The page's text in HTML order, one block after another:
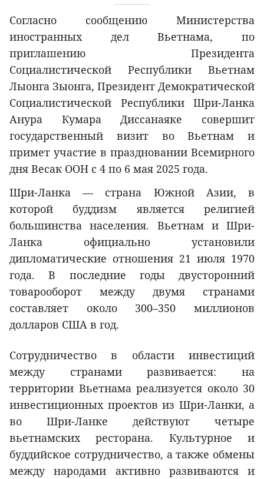
Согласно сообщению Министерства
иностранных дел Вьетнама, по
приглашению Президента
Социалистической Республики Вьетнам
Лыонга Зыонга, Президент Демократической
Социалистической Республики Шри-Ланка
Анура Кумара Диссанаяке совершит
государственный визит во Вьетнам и
примет участие в праздновании Всемирного
дня Весак ООН с 4 по 6 мая 2025 года.
Шри-Ланка — страна Южной Азии, в
которой буддизм является религией
большинства населения. Вьетнам и Шри-
Ланка официально установили
дипломатические отношения 21 июля 1970
года. В последние годы двусторонний
товарооборот между двумя странами
составляет около 300–350 миллионов
долларов США в год.
Сотрудничество в области инвестиций
между странами развивается: на
территории Вьетнама реализуется около 30
инвестиционных проектов из Шри-Ланки, а
во Шри-Ланке действуют четыре
вьетнамских ресторана. Культурное и
буддийское сотрудничество, а также обмены
между народами активно развиваются и